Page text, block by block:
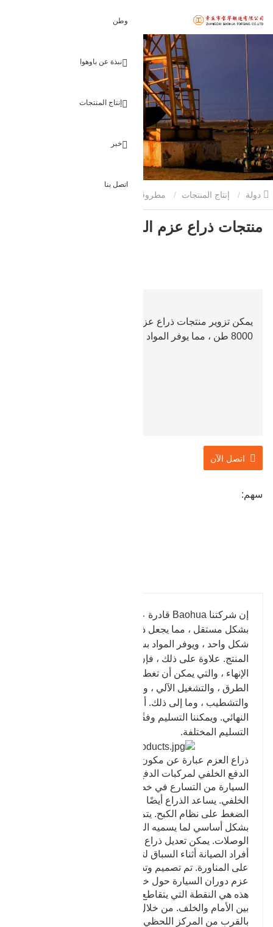
وطن
نبذة عن باوهوا
إنتاج المنتجات
خبر
اتصل بنا
إنتاج المنتجات مطروقات طاقة الرياح
الدوران
منتجات ذراع عزم الدوران
يمكن تزوير منتجات ذراع عزم الدوران في مكبس واحد في
8000 طن ، مما يوفر المواد بشكل كبير.
اتصل الآن
سهم:
إن شركتنا Baohua قادرة على تصميم القالب وتطويره
بشكل مستقل ، مما يجعل ذراع عزم الدوران يتشكل في
شكل واحد ، ويوفر المواد بشكل كبير ويحسن استقرار
الإنهاء ، والتي يمكن أن تغطي العديد من العمليات مثل
الطرق ، والتشغيل الآلي ، والمعالجة الحرارية ،
والتشطيب ، وما إلى ذلك. أخيرًا ، يمكن تسليم المنتج
النهائي. ويمكننا التسليم وفقًا لاحتياجات العملاء في حالات
التسليم المختلفة.
ذراع العزم عبارة عن مكون تعليق مركب على محور
الدفع الخلفي لمركبات الدفع الخلفي. يمكّن الذراع
السيارة من التسارع في خط مستقيم دون تدوير المحور
الخلفي. يساعد الذراع أيضًا في كبح السيارة عن طريق
الضغط على نظام الكبح. يتم استخدام ذراع عزم الدوران
بشكل أساسي لما يسميه المصمم نظام تعليق ثلاثي
الوصلات. يمكن تعديل ذراع عزم الدوران للسيارة بواسطة
أفراد الصيانة أثناء السباق لتحسين أداء السيارة ؛ القدرة
على المناورة. تم تصميم وتصنيع طول ونقطة تثبيت ذراع
عزم دوران السيارة حول خط الوسط الفوري للسيارة.
هذه هي النقطة التي يتقاطع فيها هندسة تعليق السيارة
بين الأمام والخلف. من خلال تثبيت ذراع عزم الدوران
بالقرب من المركز اللحظي لتعليق السيارة ، يتم تحويل